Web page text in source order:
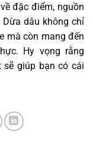
đặc điểm, nguồn
dâu không chỉ
mà còn mang đến
Hy vọng rằng
giúp bạn có cái